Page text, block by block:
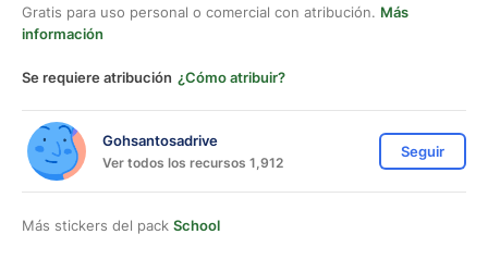
Gratis para uso personal o comercial con atribución. Más
información
Se requiere atribución ¿Cómo atribuir?
Gohsantosadrive
Ver todos los recursos 1,912
Seguir
Más stickers del pack School